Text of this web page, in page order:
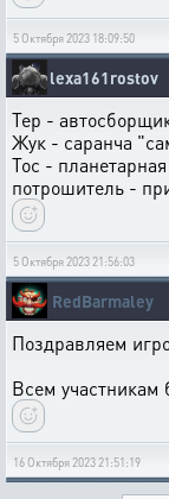
5 Октября 2023 18:09:50
lexa161rostov
Тер -
Жук - саранча
Тос -
потрошитель -
5 Октября 2023 21:56:03
RedBarmaley
Поздравляем
Всем участникам
16 Октября 2023 21:51:19